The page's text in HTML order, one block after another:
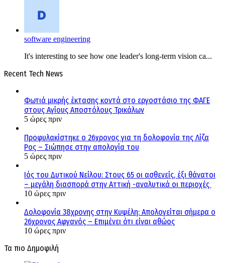
software engineering
It's interesting to see how one leader's long-term vision ca...
Recent Tech News
Φωτιά μικρής έκτασης κοντά στο εργοστάσιο της ΦΑΓΕ
στους Αγίους Αποστόλους Τρικάλων
5 ώρες πριν
Προφυλακίστηκε ο 26χρονος για τη δολοφονία της Λίζα
Ρος – Σιώπησε στην απολογία του
5 ώρες πριν
Ιός του Δυτικού Νείλου: Στους 65 οι ασθενείς, έξι θάνατοι
– μεγάλη διασπορά στην Αττική -αναλυτικά οι περιοχές
10 ώρες πριν
Δολοφονία 38χρονης στην Κυψέλη: Απολογείται σήμερα ο
26χρονος Αφγανός – Επιμένει ότι είναι αθώος
10 ώρες πριν
Τα πιο Δημοφιλή